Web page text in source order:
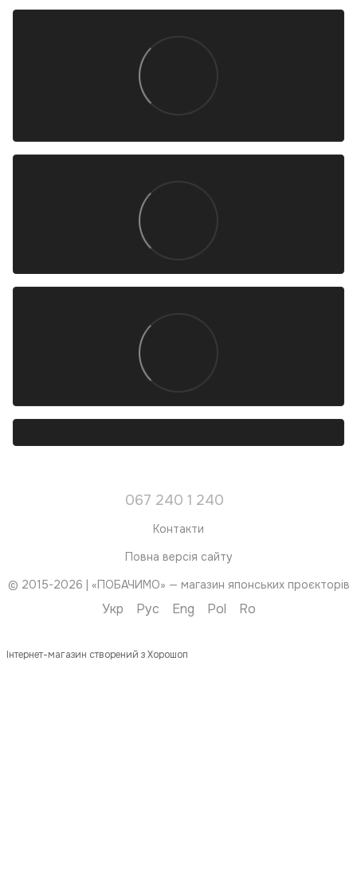
067 240 1 240
Контакти
Повна версія сайту
© 2015-2026 | «ПОБАЧИМО» — магазин японських проєкторів
Укр Рус Eng Pol Ro
Інтернет-магазин створений з Хорошоп